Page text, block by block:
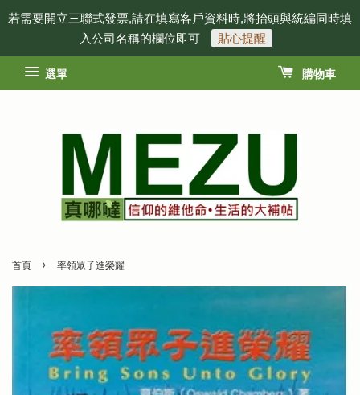
若需要開立三聯式發票,請在填寫客戶資料時,將抬頭與統編同時填
入公司名稱的欄位即可
貼心提醒
選單 購物車
首頁 › 率領眾子進榮耀